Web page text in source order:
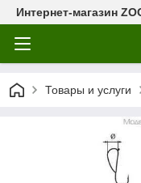
Интернет-магазин
Товары и услуги